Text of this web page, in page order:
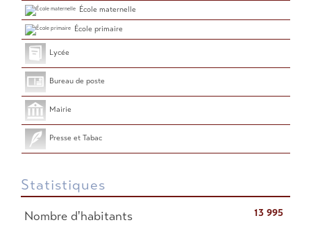
École maternelle
École primaire
Lycée
Bureau de poste
Mairie
Presse et Tabac
Statistiques
Nombre d'habitants 13 995